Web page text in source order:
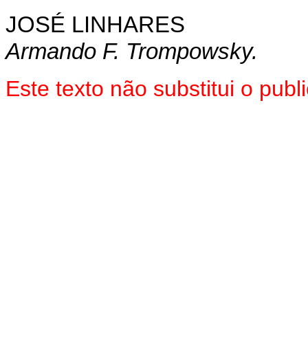
JOSÉ LINHARES
Armando F. Trompowsky.
Este texto não substitui o